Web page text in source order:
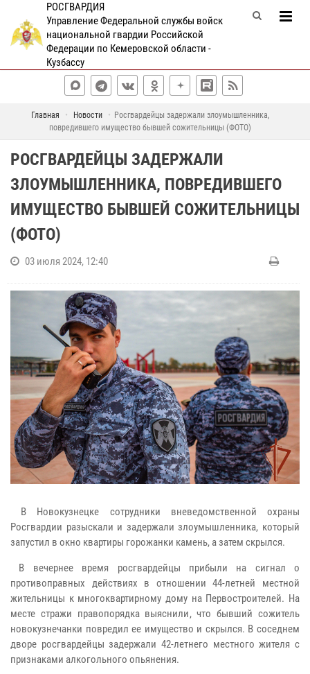
РОСГВАРДИЯ
Управление Федеральной службы войск
национальной гвардии Российской
Федерации по Кемеровской области -
Кузбассу
Главная Новости
Росгвардейцы задержали злоумышленника,
повредившего имущество бывшей сожительницы (ФОТО)
РОСГВАРДЕЙЦЫ ЗАДЕРЖАЛИ
ЗЛОУМЫШЛЕННИКА, ПОВРЕДИВШЕГО
ИМУЩЕСТВО БЫВШЕЙ СОЖИТЕЛЬНИЦЫ
(ФОТО)
03 июля 2024, 12:40
В Новокузнецке сотрудники вневедомственной охраны
Росгвардии разыскали и задержали злоумышленника, который
запустил в окно квартиры горожанки камень, а затем скрылся.
В вечернее время росгвардейцы прибыли на сигнал о
противоправных действиях в отношении 44-летней местной
жительницы к многоквартирному дому на Первостроителей. На
месте стражи правопорядка выяснили, что бывший сожитель
новокузнечанки повредил ее имущество и скрылся. В соседнем
дворе росгвардейцы задержали 42-летнего местного жителя с
признаками алкогольного опьянения.